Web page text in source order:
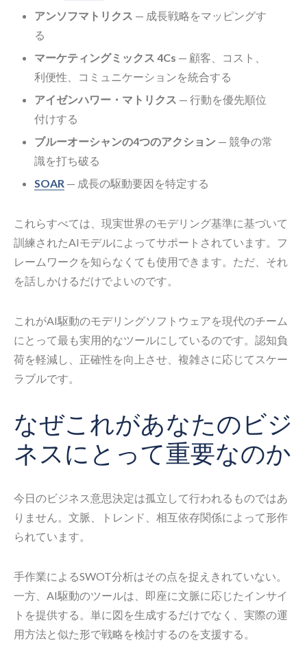
アンソフマトリクス — 成長戦略をマッピングす
る
マーケティングミックス 4Cs — 顧客、コスト、
利便性、コミュニケーションを統合する
アイゼンハワー・マトリクス — 行動を優先順位
付けする
ブルーオーシャンの4つのアクション — 競争の常
識を打ち破る
SOAR — 成長の駆動要因を特定する
これらすべては、現実世界のモデリング基準に基づいて
訓練されたAIモデルによってサポートされています。フ
レームワークを知らなくても使用できます。ただ、それ
を話しかけるだけでよいのです。
これがAI駆動のモデリングソフトウェアを現代のチーム
にとって最も実用的なツールにしているのです。認知負
荷を軽減し、正確性を向上させ、複雑さに応じてスケー
ラブルです。
なぜこれがあなたのビジ
ネスにとって重要なのか
今日のビジネス意思決定は孤立して行われるものではあ
りません。文脈、トレンド、相互依存関係によって形作
られています。
手作業によるSWOT分析はその点を捉えきれていない。
一方、AI駆動のツールは、即座に文脈に応じたインサイ
トを提供する。単に図を生成するだけでなく、実際の運
用方法と似た形で戦略を検討するのを支援する。